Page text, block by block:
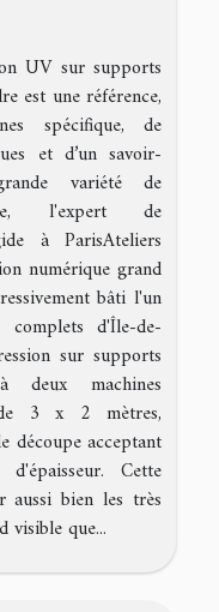
UV sur supports
est une référence,
spécifique, de
et d’un savoir-
variété de
l'expert de
à ParisAteliers
numérique grand
bâti l'un
d'Île-de-
sur supports
deux machines
3 x 2 mètres,
découpe acceptant
Cette
aussi bien les très
visible que...